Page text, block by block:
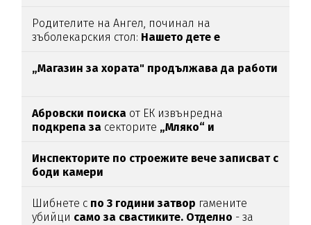
Родителите на Ангел, починал на
зъболекарския стол: Нашето дете е
антидотътнаупойката
„Магазин за хората" продължава да работи
Абровски поиска от ЕК извънредна
подкрепа за секторите „Мляко“ и
Инспекторите по строежите вече записват с
боди камери
Шибнете с по 3 години затвор гамените
убийци само за свастиките. Отделно - за